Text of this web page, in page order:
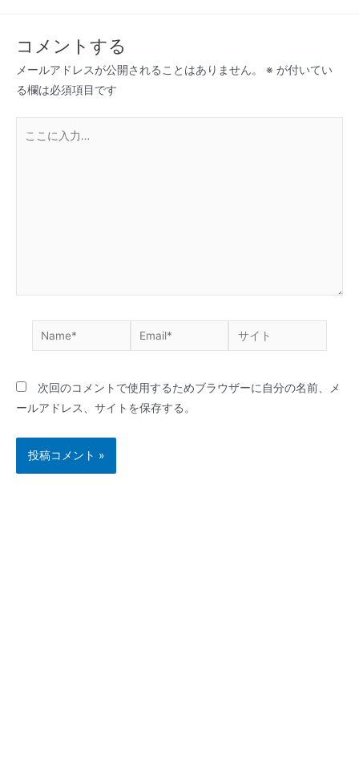
コメントする
メールアドレスが公開されることはありません。 ※ が付いてい
る欄は必須項目です
Name* Email*
イ
次回のコメントで使用するためブラウザーに自分の名前、メ
ールアドレス、サイトを保存する。